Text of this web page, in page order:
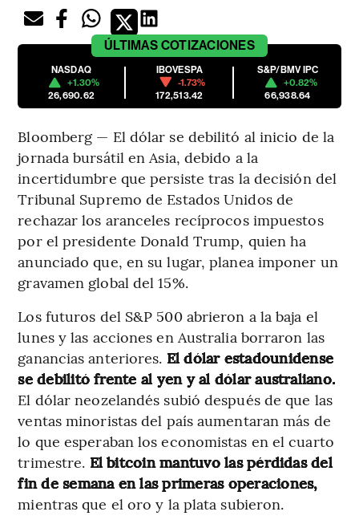
ÚLTIMAS COTIZACIONES
NASDAQ
+1.30%
26,690.62
IBOVESPA
-1.73%
172,513.42
S&P/BMV IPC
+0.82%
66,938.64
Bloomberg — El dólar se debilitó al inicio de la
jornada bursátil en Asia, debido a la
incertidumbre que persiste tras la decisión del
Tribunal Supremo de Estados Unidos de
rechazar los aranceles recíprocos impuestos
por el presidente Donald Trump, quien ha
anunciado que, en su lugar, planea imponer un
gravamen global del 15%.
Los futuros del S&P 500 abrieron a la baja el
lunes y las acciones en Australia borraron las
ganancias anteriores. El dólar estadounidense
se debilitó frente al yen y al dólar australiano.
El dólar neozelandés subió después de que las
ventas minoristas del país aumentaran más de
lo que esperaban los economistas en el cuarto
trimestre. El bitcoin mantuvo las pérdidas del
fin de semana en las primeras operaciones,
mientras que el oro y la plata subieron.